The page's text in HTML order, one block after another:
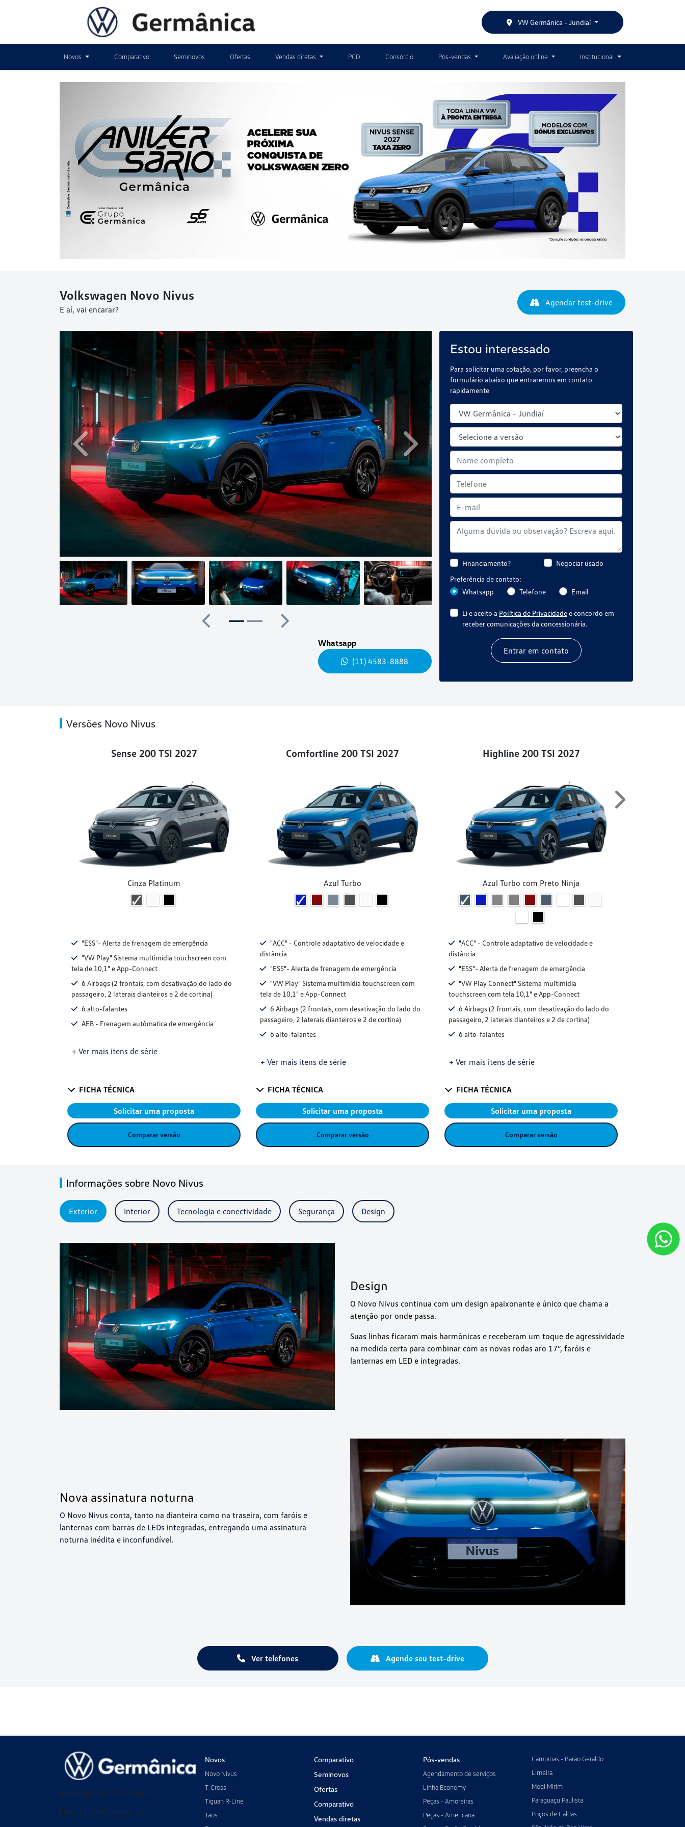
VW Germânica - Jundiaí
Novos Comparativo Seminovos Ofertas Vendas diretas PCD Consórcio Pós-vendas Avaliação online Institucional
Volkswagen Novo Nivus
E aí, vai encarar?
Agendar test-drive
Estou interessado
Para solicitar uma cotação, por favor, preencha o
formulário abaixo que entraremos em contato
rapidamente
Financiamento?
Negociar usado
Preferência de contato:
Whatsapp
Telefone Email
Li e aceito a Política de Privacidadee concordo em
receber comunicações da concessionária.
Entrar em contato
Anterior Próximo
Anterior
Próximo
Whatsapp
(11) 4583-8888
Versões Novo Nivus
Sense 200 TSI 2027
Cinza Platinum
"ESS"- Alerta de frenagem de emergência
"VW Play" Sistema multimídia touchscreen com
tela de 10,1" e App-Connect
6 Airbags (2 frontais, com desativação do lado do
passageiro, 2 laterais dianteiros e 2 de cortina)
6 alto-falantes
AEB - Frenagem autômatica de emergência
+ Ver mais itens de série
FICHA TÉCNICA
Solicitar uma proposta
Comparar versão
Comfortline 200 TSI 2027
Azul Turbo
"ACC" - Controle adaptativo de velocidade e
distância
"ESS"- Alerta de frenagem de emergência
"VW Play" Sistema multimídia touchscreen com
tela de 10,1" e App-Connect
6 Airbags (2 frontais, com desativação do lado do
passageiro, 2 laterais dianteiros e 2 de cortina)
6 alto-falantes
+ Ver mais itens de série
FICHA TÉCNICA
Solicitar uma proposta
Comparar versão
Highline 200 TSI 2027
Azul Turbo com Preto Ninja
"ACC" - Controle adaptativo de velocidade e
distância
"ESS"- Alerta de frenagem de emergência
"VW Play Connect" Sistema multimídia
touchscreen com tela 10,1" e App-Connect
6 Airbags (2 frontais, com desativação do lado do
passageiro, 2 laterais dianteiros e 2 de cortina)
6 alto-falantes
+ Ver mais itens de série
FICHA TÉCNICA
Solicitar uma proposta
Comparar versão
Informações sobre Novo Nivus
Exterior Interior Tecnologia e conectividade Segurança Design
Design
O Novo Nivus continua com um design apaixonante e único que chama a
atenção por onde passa.
Suas linhas ficaram mais harmônicas e receberam um toque de agressividade
na medida certa para combinar com as novas rodas aro 17”, faróis e
lanternas em LED e integradas.
Nova assinatura noturna
O Novo Nivus conta, tanto na dianteira como na traseira, com faróis e
lanternas com barras de LEDs integradas, entregando uma assinatura
noturna inédita e inconfundível.
Ver telefones Agende seu test-drive
GERMANICA AUTOS LIMITADA
CNPJ: 63.836.876/0001-92
Novos
Novo Nivus
T-Cross
Tiguan R-Line
Taos
Comparativo
Seminovos
Ofertas
Comparativo
Vendas diretas
Pós-vendas
Agendamento de serviços
Linha Economy
Peças - Amoreiras
Peças - Americana
Campinas - Barão Geraldo
Limeira
Mogi Mirim
Paraguaçu Paulista
Poços de Caldas